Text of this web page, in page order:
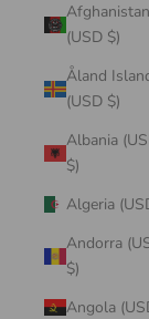
Afghanistan
(USD $)
Åland
(USD $)
Albania
$)
Andorra
$)